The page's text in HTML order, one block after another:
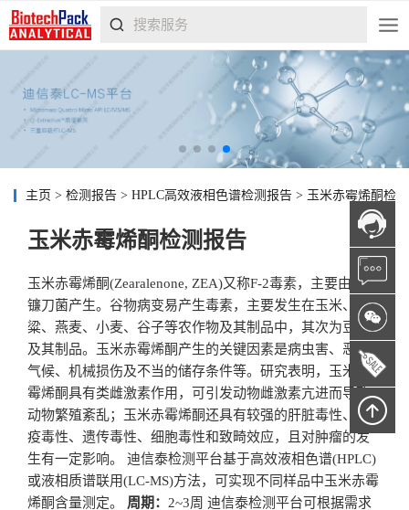
主页 > 检测报告 > HPLC高效液相色谱检测报告 > 玉米赤霉烯酮检
玉米赤霉烯酮检测报告
玉米赤霉烯酮(Zearalenone, ZEA)又称F-2毒素，主要由禾谷
镰刀菌产生。谷物病变易产生毒素，主要发生在玉米、高
粱、燕麦、小麦、谷子等农作物及其制品中，其次为豆类
及其制品。玉米赤霉烯酮产生的关键因素是病虫害、恶劣
气候、机械损伤及不当的储存条件等。研究表明，玉米赤
霉烯酮具有类雌激素作用，可引发动物雌激素亢进而导致
动物繁殖紊乱；玉米赤霉烯酮还具有较强的肝脏毒性、免
疫毒性、遗传毒性、细胞毒性和致畸效应，且对肿瘤的发
生有一定影响。 迪信泰检测平台基于高效液相色谱(HPLC)
或液相质谱联用(LC-MS)方法，可实现不同样品中玉米赤霉
烯酮含量测定。 周期： 2~3周 迪信泰检测平台可根据需求